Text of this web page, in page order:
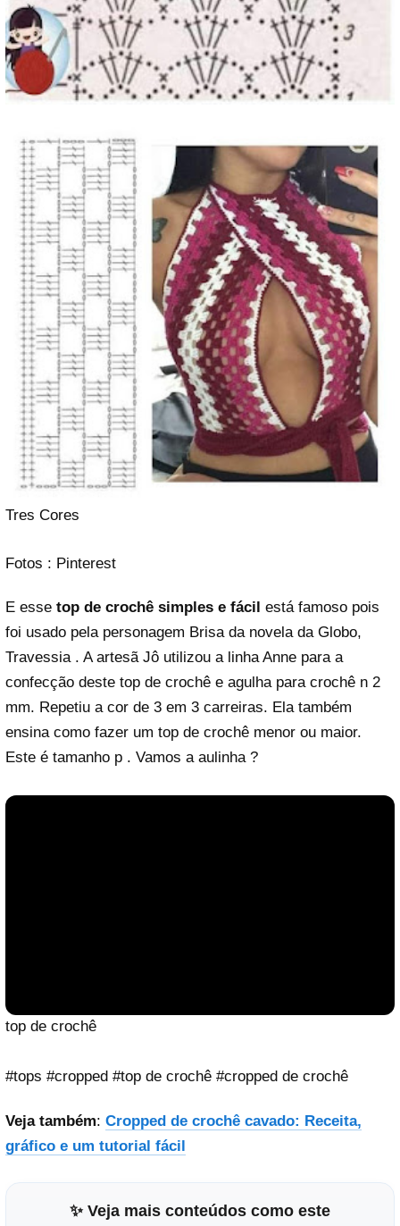
Tres Cores
Fotos : Pinterest
E esse top de crochê simples e fácil está famoso pois
foi usado pela personagem Brisa da novela da Globo,
Travessia . A artesã Jô utilizou a linha Anne para a
confecção deste top de crochê e agulha para crochê n 2
mm. Repetiu a cor de 3 em 3 carreiras. Ela também
ensina como fazer um top de crochê menor ou maior.
Este é tamanho p . Vamos a aulinha ?
Reproduzir vídeo
top de crochê
#tops #cropped #top de crochê #cropped de crochê
Veja também: Cropped de crochê cavado: Receita,
gráfico e um tutorial fácil
✨ Veja mais conteúdos como este